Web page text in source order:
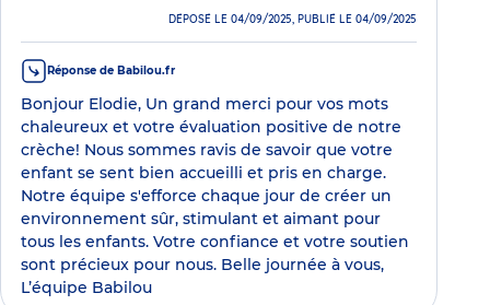
DÉPOSÉ LE 04/09/2025, PUBLIÉ LE 04/09/2025
Réponse de Babilou.fr
Bonjour Elodie, Un grand merci pour vos mots
chaleureux et votre évaluation positive de notre
crèche! Nous sommes ravis de savoir que votre
enfant se sent bien accueilli et pris en charge.
Notre équipe s'efforce chaque jour de créer un
environnement sûr, stimulant et aimant pour
tous les enfants. Votre confiance et votre soutien
sont précieux pour nous. Belle journée à vous,
L’équipe Babilou